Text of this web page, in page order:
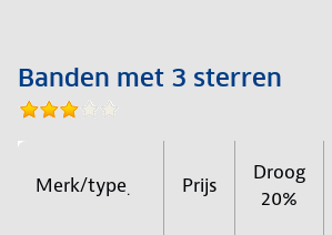
Banden met 3 sterren
Merk/type. Prijs
Droog
20%